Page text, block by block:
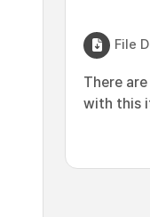
File
There
with this